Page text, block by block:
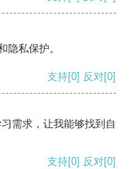
隐私保护。
支持[0] 反对[0]
需求，让我能够找到自
支持[0] 反对[0]